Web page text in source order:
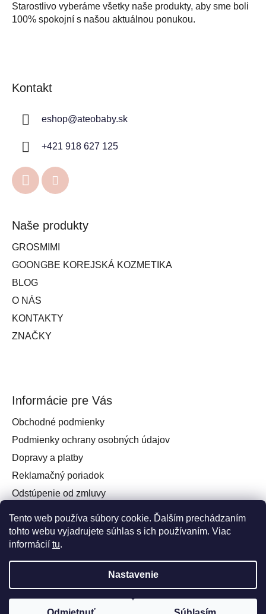
Tento web používa súbory cookie. Ďalším prechádzaním
tohto webu vyjadrujete súhlas s ich používaním. Viac
informácií tu.
Nastavenie
Starostlivo vyberáme všetky naše produkty, aby sme boli
100% spokojní s našou aktuálnou ponukou.
Kontakt
eshop@ateobaby.sk
+421 918 627 125
Naše produkty
GROSMIMI
GOONGBE KOREJSKÁ KOZMETIKA
BLOG
O NÁS
KONTAKTY
ZNAČKY
Informácie pre Vás
Obchodné podmienky
Podmienky ochrany osobných údajov
Dopravy a platby
Reklamačný poriadok
Odstúpenie od zmluvy
Práva spotrebiteľa na odstúpenie od zmluvy
Kontakt
Vytvoril Shoptet a
Adatelier